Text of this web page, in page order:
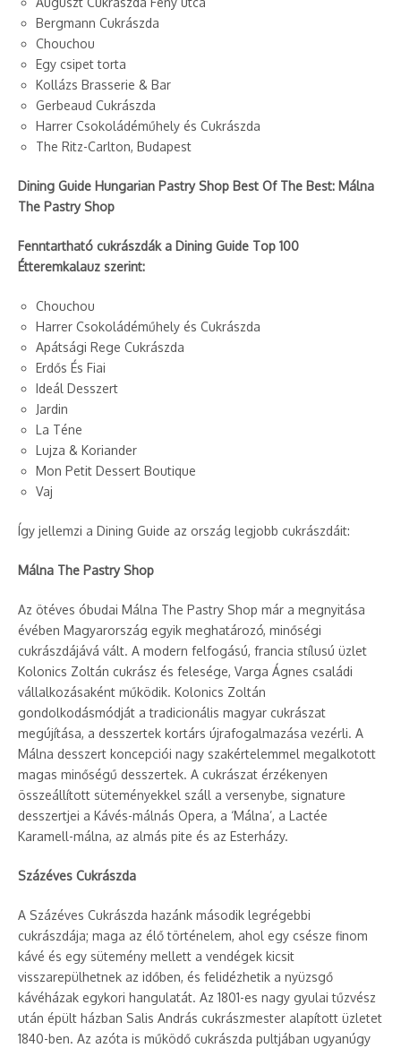
Bergmann Cukrászda
Chouchou
Egy csipet torta
Kollázs Brasserie & Bar
Gerbeaud Cukrászda
Harrer Csokoládéműhely és Cukrászda
The Ritz-Carlton, Budapest
Dining Guide Hungarian Pastry Shop Best Of The Best: Málna
The Pastry Shop
Fenntartható cukrászdák a Dining Guide Top 100
Étteremkalauz szerint:
Chouchou
Harrer Csokoládéműhely és Cukrászda
Apátsági Rege Cukrászda
Erdős És Fiai
Ideál Desszert
Jardin
La Téne
Lujza & Koriander
Mon Petit Dessert Boutique
Vaj
Így jellemzi a Dining Guide az ország legjobb cukrászdáit:
Málna The Pastry Shop
Az ötéves óbudai Málna The Pastry Shop már a megnyitása
évében Magyarország egyik meghatározó, minőségi
cukrászdájává vált. A modern felfogású, francia stílusú üzlet
Kolonics Zoltán cukrász és felesége, Varga Ágnes családi
vállalkozásaként működik. Kolonics Zoltán
gondolkodásmódját a tradicionális magyar cukrászat
megújítása, a desszertek kortárs újrafogalmazása vezérli. A
Málna desszert koncepciói nagy szakértelemmel megalkotott
magas minőségű desszertek. A cukrászat érzékenyen
összeállított süteményekkel száll a versenybe, signature
desszertjei a Kávés-málnás Opera, a ‘Málna’, a Lactée
Karamell-málna, az almás pite és az Esterházy.
Százéves Cukrászda
A Százéves Cukrászda hazánk második legrégebbi
cukrászdája; maga az élő történelem, ahol egy csésze finom
kávé és egy sütemény mellett a vendégek kicsit
visszarepülhetnek az időben, és felidézhetik a nyüzsgő
kávéházak egykori hangulatát. Az 1801-es nagy gyulai tűzvész
után épült házban Salis András cukrászmester alapított üzletet
1840-ben. Az azóta is működő cukrászda pultjában ugyanúgy